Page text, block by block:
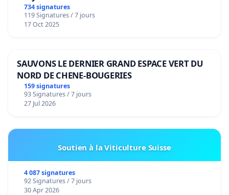
de notre territoire »
734 signatures
119 Signatures / 7 jours
17 Oct 2025
SAUVONS LE DERNIER GRAND ESPACE VERT DU
NORD DE CHENE-BOUGERIES
159 signatures
93 Signatures / 7 jours
27 Jul 2026
Soutien à la Viticulture Suisse
4 087 signatures
92 Signatures / 7 jours
30 Apr 2026